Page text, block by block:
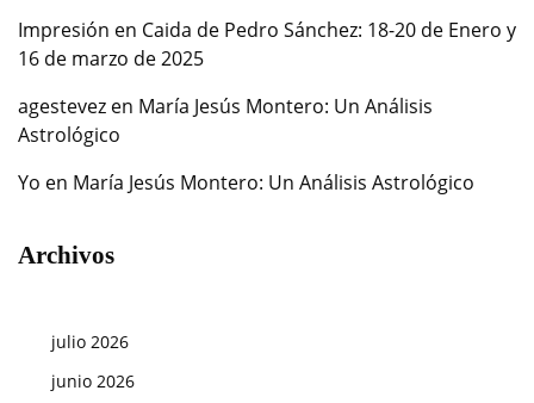
Impresión en Caida de Pedro Sánchez: 18-20 de Enero y
16 de marzo de 2025
agestevez en María Jesús Montero: Un Análisis
Astrológico
Yo en María Jesús Montero: Un Análisis Astrológico
Archivos
julio 2026
junio 2026